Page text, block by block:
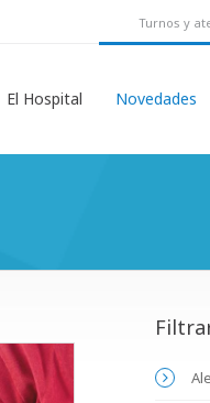
Turnos y
El Hospital Novedades